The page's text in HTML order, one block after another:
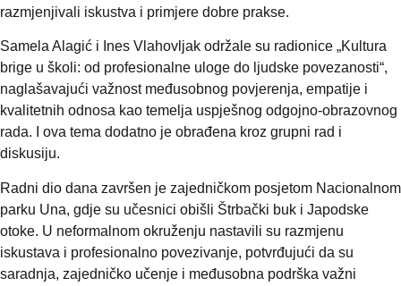
razmjenjivali iskustva i primjere dobre prakse.
Samela Alagić i Ines Vlahovljak održale su radionice „Kultura
brige u školi: od profesionalne uloge do ljudske povezanosti“,
naglašavajući važnost međusobnog povjerenja, empatije i
kvalitetnih odnosa kao temelja uspješnog odgojno-obrazovnog
rada. I ova tema dodatno je obrađena kroz grupni rad i
diskusiju.
Radni dio dana završen je zajedničkom posjetom Nacionalnom
parku Una, gdje su učesnici obišli Štrbački buk i Japodske
otoke. U neformalnom okruženju nastavili su razmjenu
iskustava i profesionalno povezivanje, potvrđujući da su
saradnja, zajedničko učenje i međusobna podrška važni